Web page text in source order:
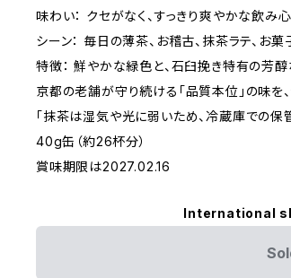
味わい： クセがなく、すっきり爽やかな飲み心
シーン： 毎日の薄茶、お稽古、抹茶ラテ、お菓
特徴： 鮮やかな緑色と、石臼挽き特有の芳醇
京都の老舗が守り続ける「品質本位」の味を
「抹茶は湿気や光に弱いため、冷蔵庫での保
40g缶（約26杯分）
賞味期限は2027.02.16
International